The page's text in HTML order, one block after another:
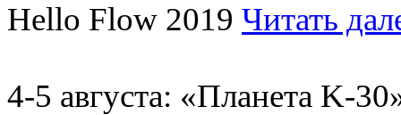
Hello Flow 2019 Читать
4-5 августа: «Планета K-